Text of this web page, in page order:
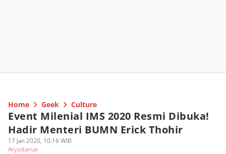
Home Geek Culture
Event Milenial IMS 2020 Resmi Dibuka!
Hadir Menteri BUMN Erick Thohir
17 Jan 2020, 10:16 WIB
Aryodamar